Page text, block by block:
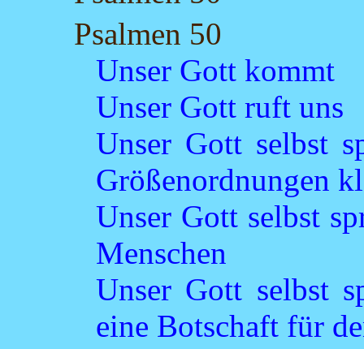
Psalmen 50
Unser Gott kommt
Unser Gott ruft uns
Unser Gott selbst
Größenordnungen
Unser Gott selbst
Menschen
Unser Gott selbst
eine Botschaft für